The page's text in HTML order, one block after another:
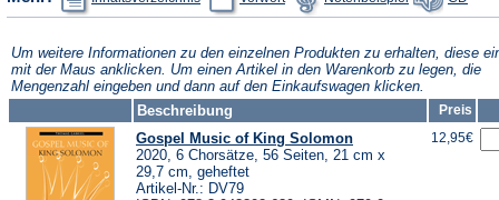
in
einem
Tab)
in
einem
Tab)
in
einem
Tab)
in
Tab)
Um weitere Informationen zu den einzelnen Produkten zu erhalten, diese
mit der Maus anklicken. Um einen Artikel in den Warenkorb zu legen, die
Mengenzahl eingeben und dann auf den Einkaufswagen klicken.
Beschreibung
Preis
Gospel Music of King Solomon
2020, 6 Chorsätze, 56 Seiten, 21 cm x
29,7 cm, geheftet
Artikel-Nr.: DV79
12,95€